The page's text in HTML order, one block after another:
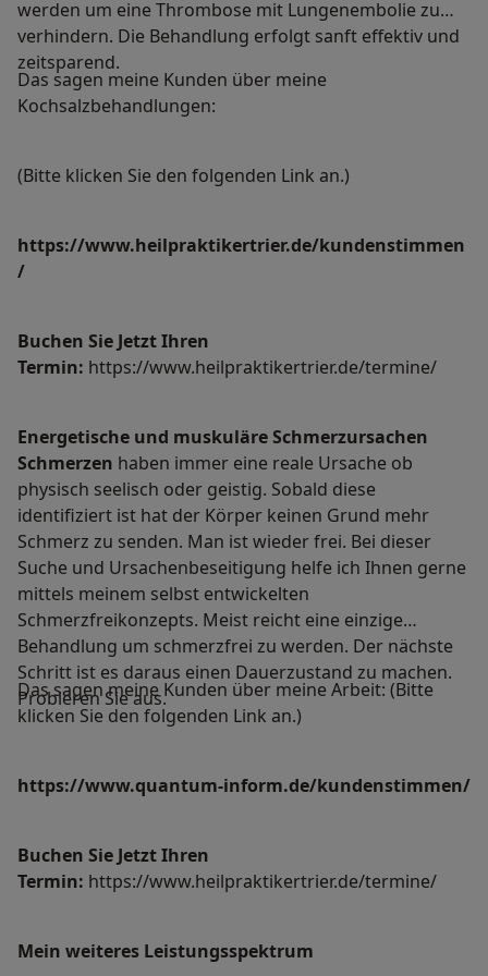
werden um eine Thrombose mit Lungenembolie zu
verhindern. Die Behandlung erfolgt sanft effektiv und
zeitsparend.
Das sagen meine Kunden über meine
Kochsalzbehandlungen:
(Bitte klicken Sie den folgenden Link an.)
https://www.heilpraktikertrier.de/kundenstimmen
/
Buchen Sie Jetzt Ihren
Termin: https://www.heilpraktikertrier.de/termine/
Energetische und muskuläre Schmerzursachen
Schmerzen haben immer eine reale Ursache ob
physisch seelisch oder geistig. Sobald diese
identifiziert ist hat der Körper keinen Grund mehr
Schmerz zu senden. Man ist wieder frei. Bei dieser
Suche und Ursachenbeseitigung helfe ich Ihnen gerne
mittels meinem selbst entwickelten
Schmerzfreikonzepts. Meist reicht eine einzige
Behandlung um schmerzfrei zu werden. Der nächste
Schritt ist es daraus einen Dauerzustand zu machen.
Probieren Sie aus.
Das sagen meine Kunden über meine Arbeit: (Bitte
klicken Sie den folgenden Link an.)
https://www.quantum-inform.de/kundenstimmen/
Buchen Sie Jetzt Ihren
Termin: https://www.heilpraktikertrier.de/termine/
Mein weiteres Leistungs­spektrum